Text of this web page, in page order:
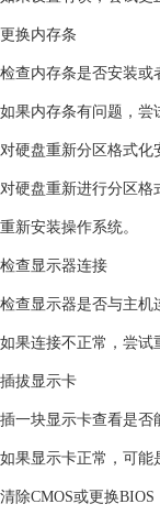
更换内存条
检查内存条是否安装或
如果内存条有问题，尝
对硬盘重新分区格式化
对硬盘重新进行分区格
重新安装操作系统。
检查显示器连接
检查显示器是否与主机
如果连接不正常，尝试
插拔显示卡
插一块显示卡查看是否
如果显示卡正常，可能
清除CMOS或更换BIOS